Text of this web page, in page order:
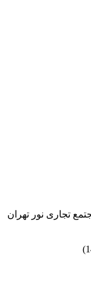
تجاری نور تهران